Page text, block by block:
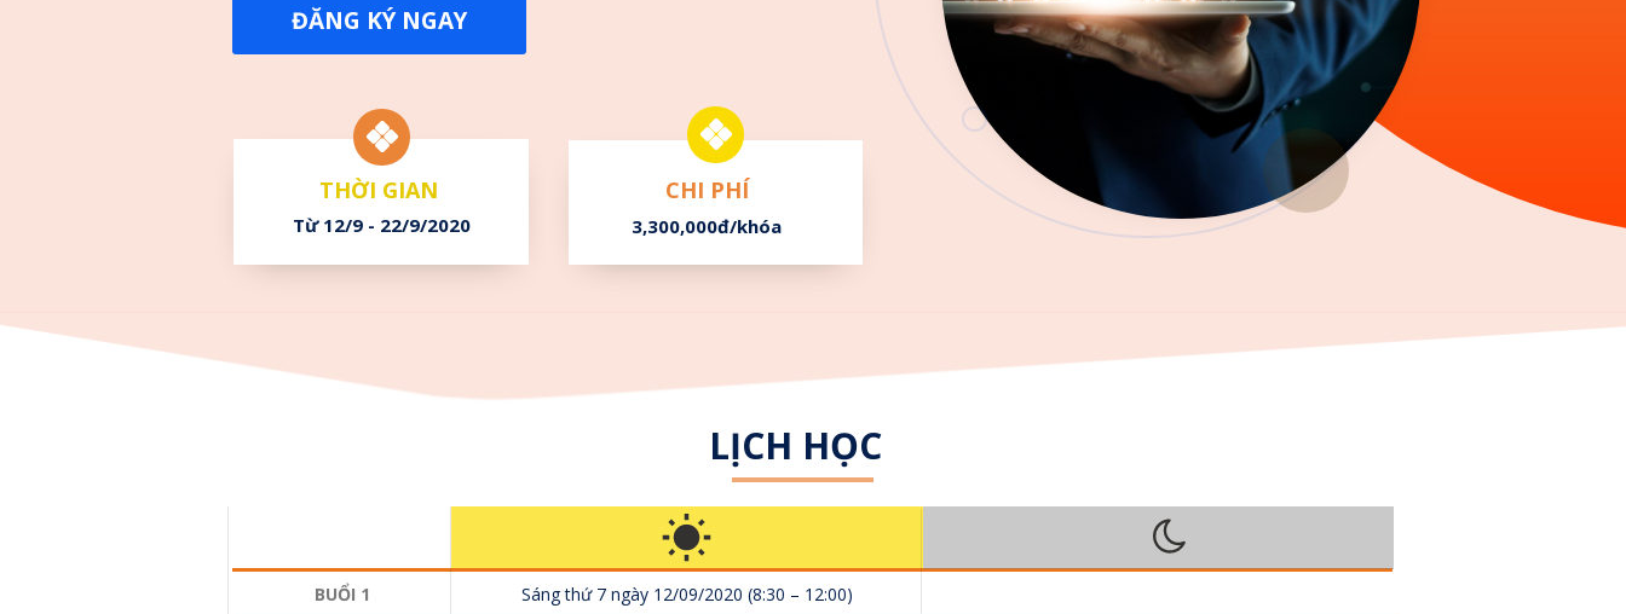
3,300,000đ/khóa
CHI PHÍ
ĐĂNG KÝ NGAY
THỜI GIAN
Từ 12/9 - 22/9/2020
LỊCH HỌC
Sáng thứ 7 ngày 12/09/2020 (8:30 – 12:00)
BUỔI 1